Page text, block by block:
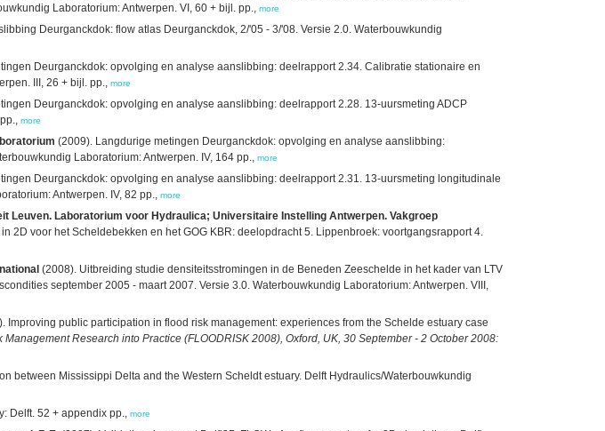
Laboratorium: Antwerpen. VI, 60 + bijl. pp., more
Deurganckdok: flow atlas Deurganckdok, 2/'05 - 3/'08. Versie 2.0. Waterbouwkundig
Deurganckdok: opvolging en analyse aanslibbing: deelrapport 2.34. Calibratie stationaire en
III, 26 + bijl. pp., more
Deurganckdok: opvolging en analyse aanslibbing: deelrapport 2.28. 13-uursmeting ADCP
more
(2009). Langdurige metingen Deurganckdok: opvolging en analyse aanslibbing:
Laboratorium: Antwerpen. IV, 164 pp., more
Deurganckdok: opvolging en analyse aanslibbing: deelrapport 2.31. 13-uursmeting longitudinale
Antwerpen. IV, 82 pp., more
Leuven. Laboratorium voor Hydraulica; Universitaire Instelling Antwerpen. Vakgroep
2D voor het Scheldebekken en het GOG KBR: deelopdracht 5. Lippenbroek: voortgangsrapport 4.
(2008). Uitbreiding studie densiteitsstromingen in de Beneden Zeeschelde in het kader van LTV
september 2005 - maart 2007. Versie 3.0. Waterbouwkundig Laboratorium: Antwerpen. VIII,
Improving public participation in flood risk management: experiences from the Schelde estuary case
Research into Practice (FLOODRISK 2008), Oxford, UK, 30 September - 2 October 2008:
between Mississippi Delta and the Western Scheldt estuary. Delft Hydraulics/Waterbouwkundig
Delft. 52 + appendix pp., more